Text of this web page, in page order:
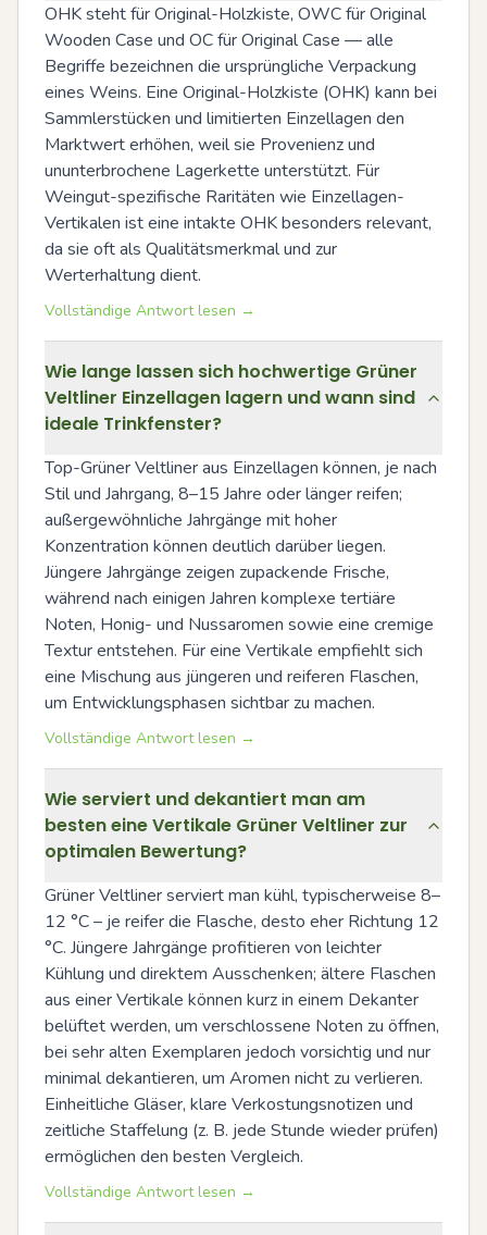
OHK steht für Original-Holzkiste, OWC für Original
Wooden Case und OC für Original Case — alle
Begriffe bezeichnen die ursprüngliche Verpackung
eines Weins. Eine Original-Holzkiste (OHK) kann bei
Sammlerstücken und limitierten Einzellagen den
Marktwert erhöhen, weil sie Provenienz und
ununterbrochene Lagerkette unterstützt. Für
Weingut-spezifische Raritäten wie Einzellagen-
Vertikalen ist eine intakte OHK besonders relevant,
da sie oft als Qualitätsmerkmal und zur
Werterhaltung dient.
Vollständige Antwort lesen →
Wie lange lassen sich hochwertige Grüner
Veltliner Einzellagen lagern und wann sind
ideale Trinkfenster?
Top-Grüner Veltliner aus Einzellagen können, je nach
Stil und Jahrgang, 8–15 Jahre oder länger reifen;
außergewöhnliche Jahrgänge mit hoher
Konzentration können deutlich darüber liegen.
Jüngere Jahrgänge zeigen zupackende Frische,
während nach einigen Jahren komplexe tertiäre
Noten, Honig- und Nussaromen sowie eine cremige
Textur entstehen. Für eine Vertikale empfiehlt sich
eine Mischung aus jüngeren und reiferen Flaschen,
um Entwicklungsphasen sichtbar zu machen.
Vollständige Antwort lesen →
Wie serviert und dekantiert man am
besten eine Vertikale Grüner Veltliner zur
optimalen Bewertung?
Grüner Veltliner serviert man kühl, typischerweise 8–
12 °C – je reifer die Flasche, desto eher Richtung 12
°C. Jüngere Jahrgänge profitieren von leichter
Kühlung und direktem Ausschenken; ältere Flaschen
aus einer Vertikale können kurz in einem Dekanter
belüftet werden, um verschlossene Noten zu öffnen,
bei sehr alten Exemplaren jedoch vorsichtig und nur
minimal dekantieren, um Aromen nicht zu verlieren.
Einheitliche Gläser, klare Verkostungsnotizen und
zeitliche Staffelung (z. B. jede Stunde wieder prüfen)
ermöglichen den besten Vergleich.
Vollständige Antwort lesen →